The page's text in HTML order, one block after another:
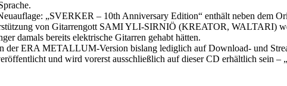
„SVERKER – 10th Anniversary Edition“ enthält neben dem
von Gitarrengott SAMI YLI-SIRNIÖ (KREATOR, WALTARI)
damals bereits elektrische Gitarren gehabt hätten.
ERA METALLUM-Version bislang lediglich auf Download- und
und wird vorerst ausschließlich auf dieser CD erhältlich sein –